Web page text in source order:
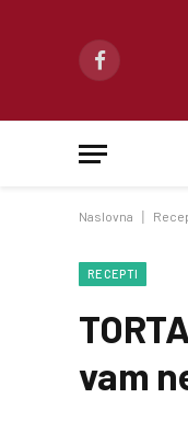
Facebook
Naslovna
RECEPTI
vam